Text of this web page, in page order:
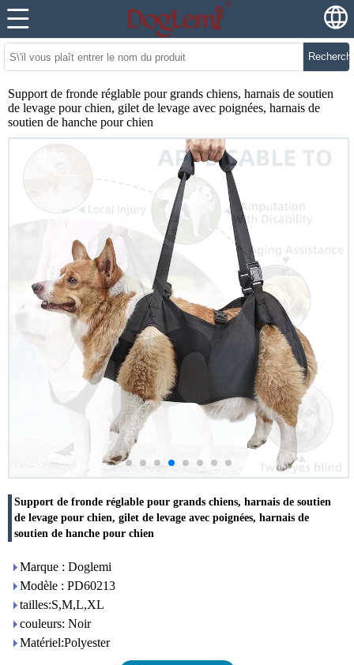
Support de fronde réglable pour grands chiens, harnais de soutien
de levage pour chien, gilet de levage avec poignées, harnais de
soutien de hanche pour chien
Support de fronde réglable pour grands chiens, harnais de soutien
de levage pour chien, gilet de levage avec poignées, harnais de
soutien de hanche pour chien
Marque : Doglemi
Modèle : PD60213
tailles:S,M,L,XL
couleurs: Noir
Matériel:Polyester